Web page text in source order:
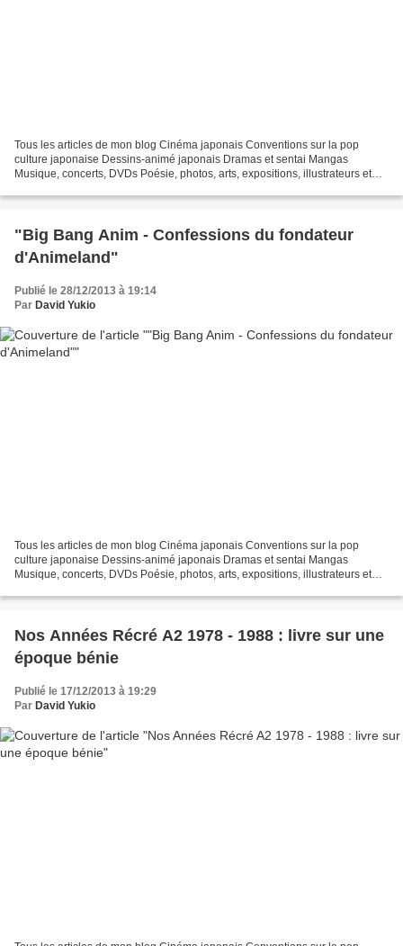
Tous les articles de mon blog Cinéma japonais Conventions sur la pop
culture japonaise Dessins-animé japonais Dramas et sentai Mangas
Musique, concerts, DVDs Poésie, photos, arts, expositions, illustrateurs et
"Big Bang Anim - Confessions du fondateur
d'Animeland"
Publié le 28/12/2013 à 19:14
Par David Yukio
Tous les articles de mon blog Cinéma japonais Conventions sur la pop
culture japonaise Dessins-animé japonais Dramas et sentai Mangas
Musique, concerts, DVDs Poésie, photos, arts, expositions, illustrateurs et
Nos Années Récré A2 1978 - 1988 : livre sur une
époque bénie
Publié le 17/12/2013 à 19:29
Par David Yukio